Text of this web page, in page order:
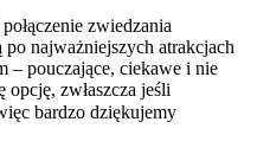
zwiedzania
najważniejszych atrakcjach
– pouczające, ciekawe i nie
opcję, zwłaszcza jeśli
bardzo dziękujemy